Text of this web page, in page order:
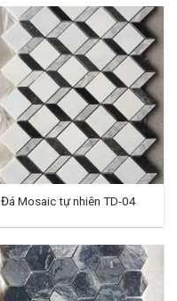
Đá Mosaic tự nhiên TD-04